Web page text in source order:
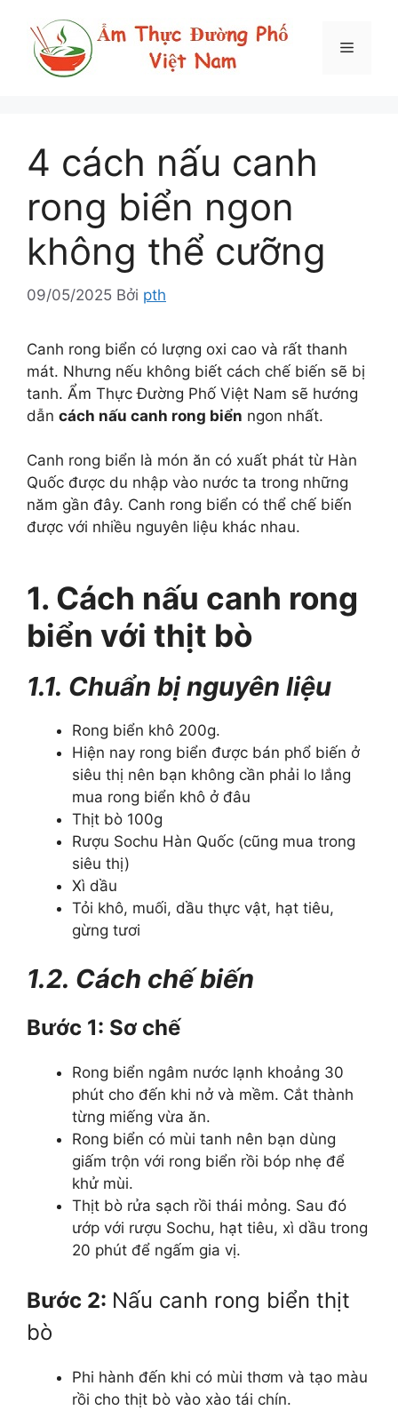
Menu
4 cách nấu canh
rong biển ngon
không thể cưỡng
09/05/2025 Bởi pth
Canh rong biển có lượng oxi cao và rất thanh
mát. Nhưng nếu không biết cách chế biến sẽ bị
tanh. Ẩm Thực Đường Phố Việt Nam sẽ hướng
dẫn cách nấu canh rong biển ngon nhất.
Canh rong biển là món ăn có xuất phát từ Hàn
Quốc được du nhập vào nước ta trong những
năm gần đây. Canh rong biển có thể chế biến
được với nhiều nguyên liệu khác nhau.
1. Cách nấu canh rong
biển với thịt bò
1.1. Chuẩn bị nguyên liệu
Rong biển khô 200g.
Hiện nay rong biển được bán phổ biến ở
siêu thị nên bạn không cần phải lo lắng
mua rong biển khô ở đâu
Thịt bò 100g
Rượu Sochu Hàn Quốc (cũng mua trong
siêu thị)
Xì dầu
Tỏi khô, muối, dầu thực vật, hạt tiêu,
gừng tươi
1.2. Cách chế biến
Bước 1: Sơ chế
Rong biển ngâm nước lạnh khoảng 30
phút cho đến khi nở và mềm. Cắt thành
từng miếng vừa ăn.
Rong biển có mùi tanh nên bạn dùng
giấm trộn với rong biển rồi bóp nhẹ để
khử mùi.
Thịt bò rửa sạch rồi thái mỏng. Sau đó
ướp với rượu Sochu, hạt tiêu, xì dầu trong
20 phút để ngấm gia vị.
Bước 2: Nấu canh rong biển thịt
bò
Phi hành đến khi có mùi thơm và tạo màu
rồi cho thịt bò vào xào tái chín.